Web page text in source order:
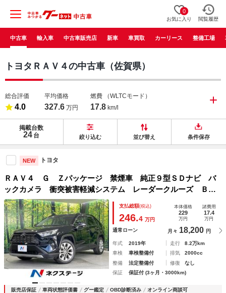
0
お気に入り 閲覧履歴
中古車 輸入車 中古車販売店 新車 車買取 カーリース 整備工場
トヨタＲＡＶ４の中古車（佐賀県）
総合評価
4.0
平均価格
327.6 万円
燃費 （WLTCモード）
17.8 km/l
掲載台数
24 台 絞り込む 並び替え 条件保存
NEW トヨタ
ＲＡＶ４ Ｇ Ｚパッケージ 禁煙車 純正９型ＳＤナビ バ
ックカメラ 衝突被害軽減システム レーダークルーズ ＢＳ
Ｍ 電動リアゲート パワーシート ドラレコ デジタルイン
ナーミラー コーナーセンサー ＬＥＤヘッド ビルトインＥ
ＴＣ
支払総額(税込)
246.4 万円
本体価格
229
万円
諸費用
17.4
万円
通常ローン 月々 18,200 円
年式 2019年 走行
8.2万km
車検
車検整備付 排気
2000cc
整備
法定整備付 修復
なし
保証
保証付 (3ヶ月・3000km)
販売店保証 車両状態評価書 グー鑑定 OBD診断済み オンライン商談可